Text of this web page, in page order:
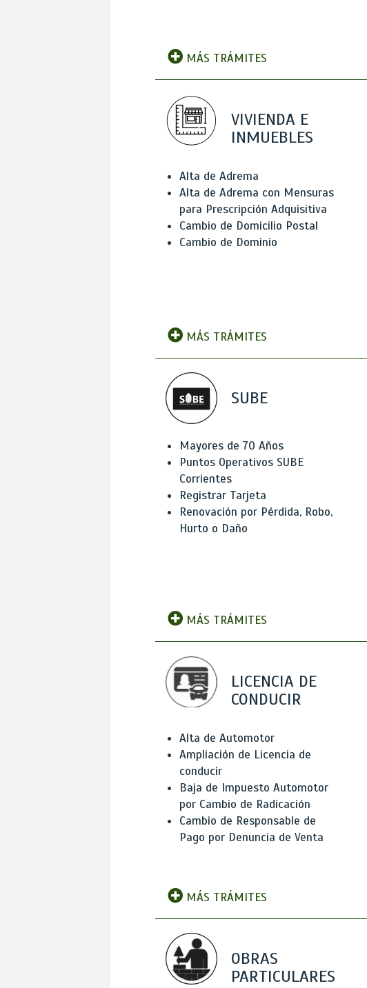
MÁS TRÁMITES
VIVIENDA E
INMUEBLES
Alta de Adrema
Alta de Adrema con Mensuras
para Prescripción Adquisitiva
Cambio de Domicilio Postal
Cambio de Dominio
MÁS TRÁMITES
SUBE
Mayores de 70 Años
Puntos Operativos SUBE
Corrientes
Registrar Tarjeta
Renovación por Pérdida, Robo,
Hurto o Daño
MÁS TRÁMITES
LICENCIA DE
CONDUCIR
Alta de Automotor
Ampliación de Licencia de
conducir
Baja de Impuesto Automotor
por Cambio de Radicación
Cambio de Responsable de
Pago por Denuncia de Venta
MÁS TRÁMITES
OBRAS
PARTICULARES